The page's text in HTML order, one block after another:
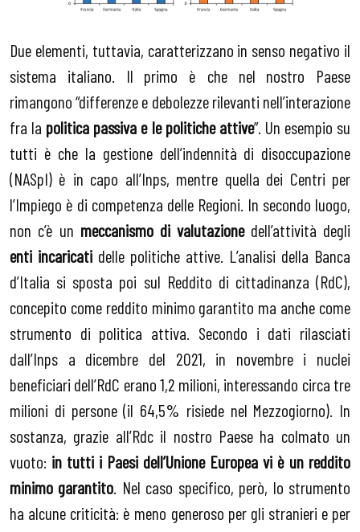
Due elementi, tuttavia, caratterizzano in senso negativo il
sistema italiano. Il primo è che nel nostro Paese
rimangono “differenze e debolezze rilevanti nell’interazione
fra la politica passiva e le politiche attive”. Un esempio su
tutti è che la gestione dell’indennità di disoccupazione
(NASpI) è in capo all’Inps, mentre quella dei Centri per
l’Impiego è di competenza delle Regioni. In secondo luogo,
non c’è un meccanismo di valutazionedell’attività degli
enti incaricati delle politiche attive. L’analisi della Banca
d’Italia si sposta poi sul Reddito di cittadinanza (RdC),
concepito come reddito minimo garantito ma anche come
strumento di politica attiva. Secondo i dati rilasciati
dall’Inps a dicembre del 2021, in novembre i nuclei
beneficiari dell’RdC erano 1,2 milioni, interessando circa tre
milioni di persone (il 64,5% risiede nel Mezzogiorno). In
sostanza, grazie all’Rdc il nostro Paese ha colmato un
vuoto: in tutti i Paesi dell’Unione Europea vi è un reddito
minimo garantito . Nel caso specifico, però, lo strumento
ha alcune criticità: è meno generoso per gli stranieri e per